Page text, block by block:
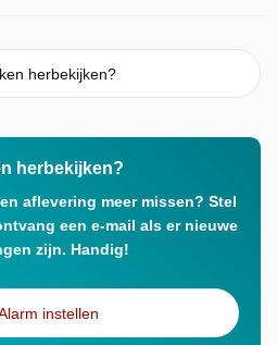
herbekijken?
herbekijken?
aflevering meer missen? Stel
een e-mail als er nieuwe
zijn. Handig!
instellen